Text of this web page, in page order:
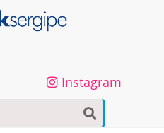
Instagram